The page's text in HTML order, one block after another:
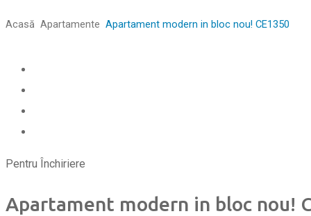
Acasă Apartamente Apartament modern in bloc nou! CE1350
Pentru Închiriere
Apartament modern in bloc nou!